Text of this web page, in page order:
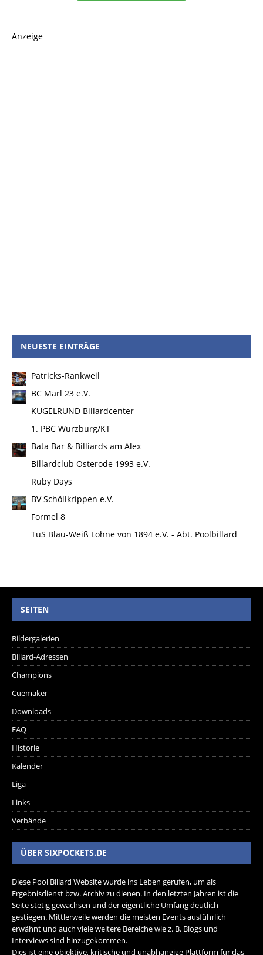
Anzeige
NEUESTE EINTRÄGE
Patricks-Rankweil
BC Marl 23 e.V.
KUGELRUND Billardcenter
1. PBC Würzburg/KT
Bata Bar & Billiards am Alex
Billardclub Osterode 1993 e.V.
Ruby Days
BV Schöllkrippen e.V.
Formel 8
TuS Blau-Weiß Lohne von 1894 e.V. - Abt. Poolbillard
SEITEN
Bildergalerien
Billard-Adressen
Champions
Cuemaker
Downloads
FAQ
Historie
Kalender
Liga
Links
Verbände
ÜBER SIXPOCKETS.DE
Diese Pool Billard Website wurde ins Leben gerufen, um als
Ergebnisdienst bzw. Archiv zu dienen. In den letzten Jahren ist die
Seite stetig gewachsen und der eigentliche Umfang deutlich
gestiegen. Mittlerweile werden die meisten Events ausführlich
erwähnt und auch viele weitere Bereiche wie z. B. Blogs und
Interviews sind hinzugekommen.
Dies ist eine objektive, kritische und unabhängige Plattform für das